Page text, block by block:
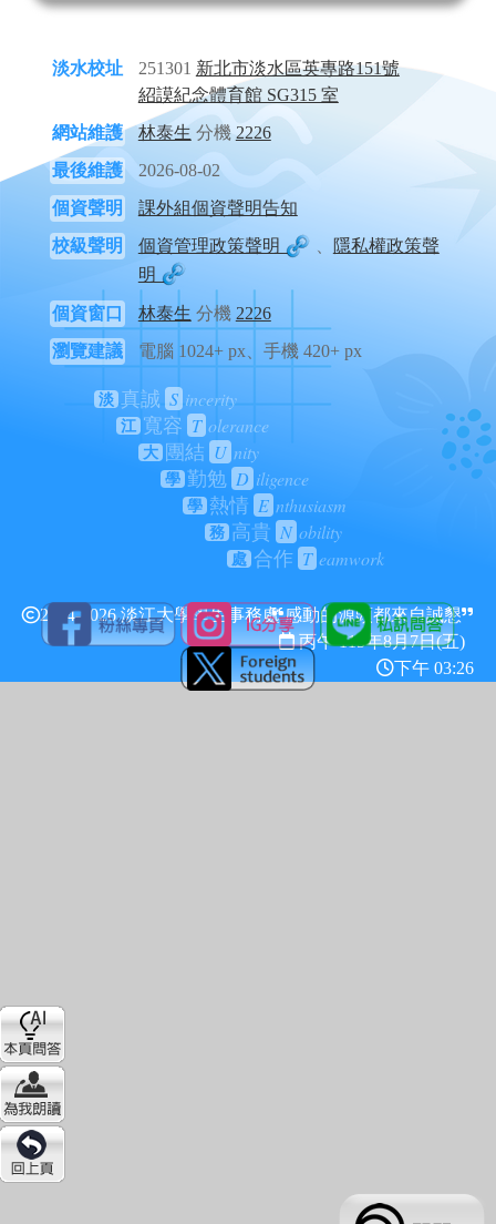
淡水校址 251301 新北市淡水區英專路151號
紹謨紀念體育館 SG315 室
網站維護
林泰生 分機 2226
最後維護
2026-08-02
個資聲明
課外組個資聲明告知
校級聲明
個資管理政策聲明 、
隱私權政策聲
明
個資窗口 林泰生 分機 2226
瀏覽建議
電腦 1024+ px、手機 420+ px
淡 真誠 S incerity
江 寬容 T olerance
大 團結 U nity
學 勤勉 D iligence
學 熱情 E nthusiasm
務 高貴 N obility
處 合作 T eamwork
2024-2026 淡江大學學生事務處 感動的源頭都來自誠懇
丙午 115年8月7日(五)
下午 03:26